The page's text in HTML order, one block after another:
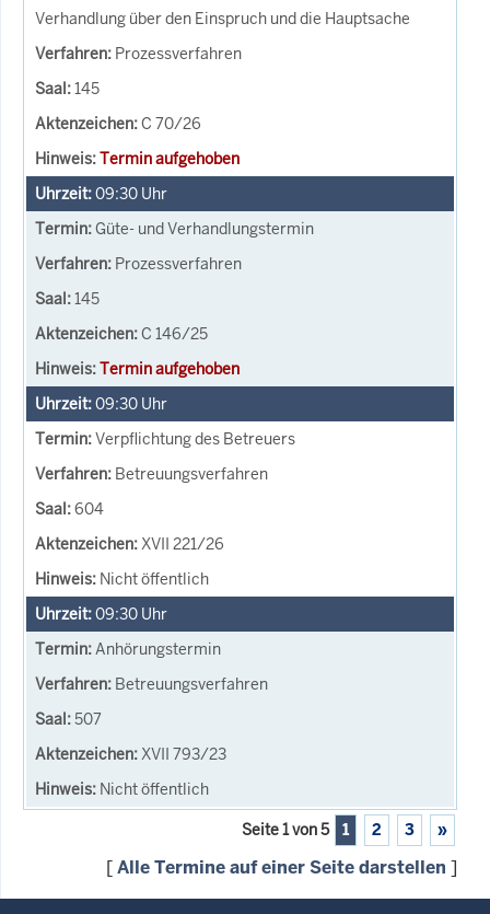
Verhandlung über den Einspruch und die Hauptsache
Prozessverfahren
145
C 70/26
Termin aufgehoben
09:30 Uhr
Güte- und Verhandlungstermin
Prozessverfahren
145
C 146/25
Termin aufgehoben
09:30 Uhr
Verpflichtung des Betreuers
Betreuungsverfahren
604
XVII 221/26
Nicht öffentlich
09:30 Uhr
Anhörungstermin
Betreuungsverfahren
507
XVII 793/23
Nicht öffentlich
Seite 1 von 5 1 2 3 »
[Alle Termine auf einer Seite darstellen ]